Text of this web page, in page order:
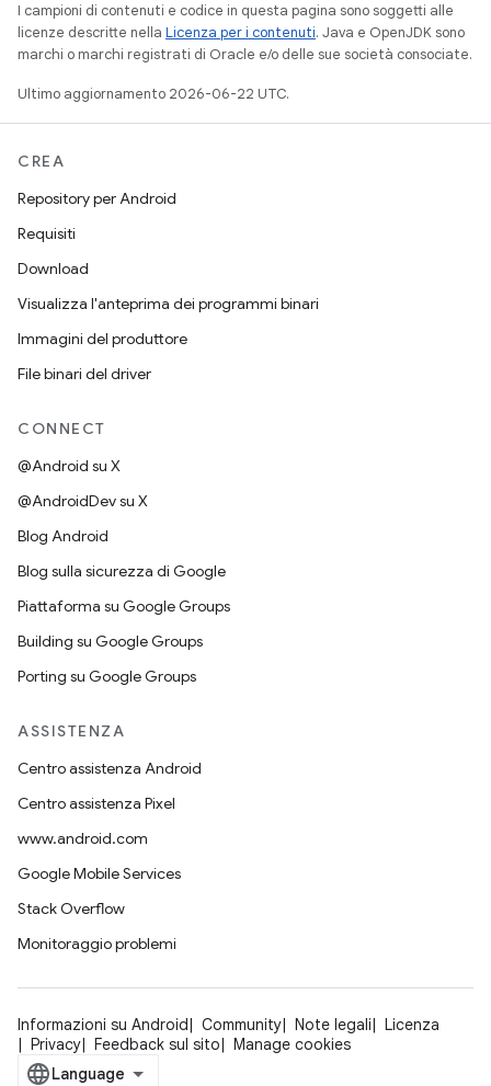
I campioni di contenuti e codice in questa pagina sono soggetti alle
licenze descritte nella Licenza per i contenuti. Java e OpenJDK sono
marchi o marchi registrati di Oracle e/o delle sue società consociate.
Ultimo aggiornamento 2026-06-22 UTC.
CREA
Repository per Android
Requisiti
Download
Visualizza l'anteprima dei programmi binari
Immagini del produttore
File binari del driver
CONNECT
@Android su X
@AndroidDev su X
Blog Android
Blog sulla sicurezza di Google
Piattaforma su Google Groups
Building su Google Groups
Porting su Google Groups
ASSISTENZA
Centro assistenza Android
Centro assistenza Pixel
www.android.com
Google Mobile Services
Stack Overflow
Monitoraggio problemi
Informazioni su Android Community Note legali
Licenza
Privacy
Feedback sul sito Manage cookies